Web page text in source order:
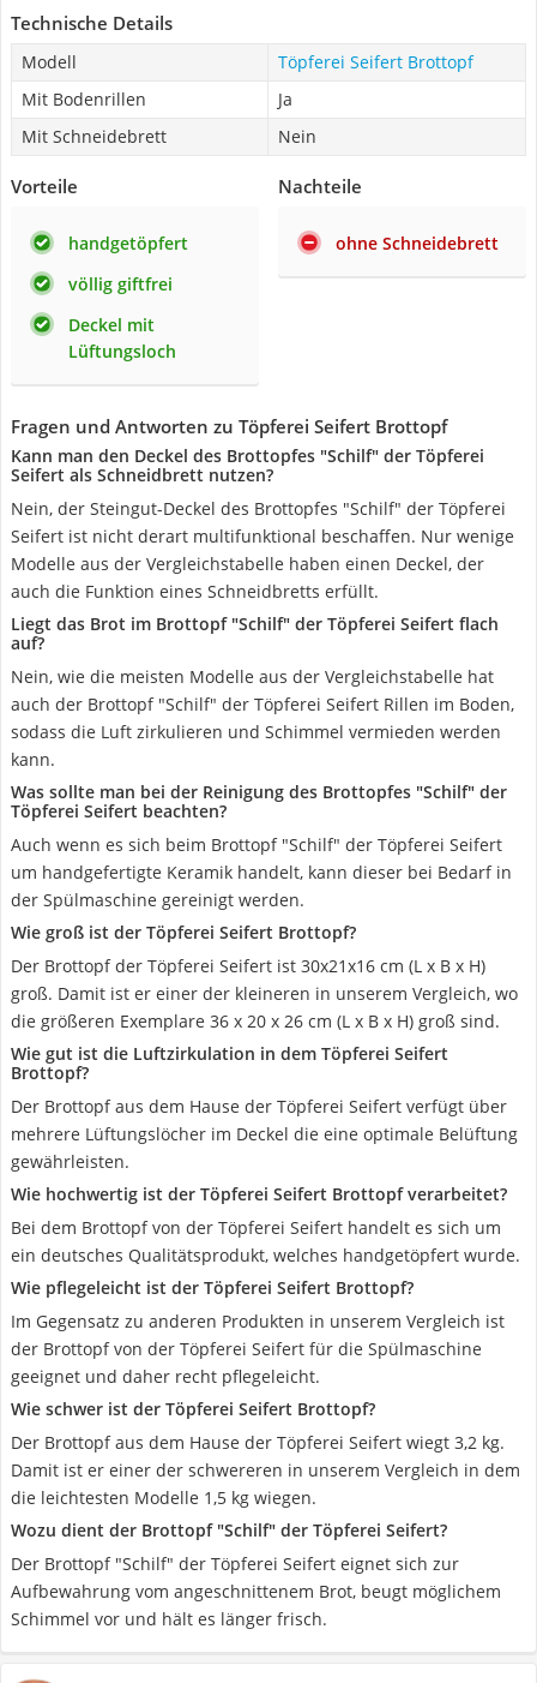
Technische Details
Modell
Töpferei Seifert Brottopf
Mit Bodenrillen
Ja
Mit Schneidebrett
Nein
Vorteile
handgetöpfert
völlig giftfrei
Deckel mit
Lüftungsloch
Nachteile
ohne Schneidebrett
Fragen und Antworten zu Töpferei Seifert Brottopf
Kann man den Deckel des Brottopfes "Schilf" der Töpferei
Seifert als Schneidbrett nutzen?
Nein, der Steingut-Deckel des Brottopfes "Schilf" der Töpferei
Seifert ist nicht derart multifunktional beschaffen. Nur wenige
Modelle aus der Vergleichstabelle haben einen Deckel, der
auch die Funktion eines Schneidbretts erfüllt.
Liegt das Brot im Brottopf "Schilf" der Töpferei Seifert flach
auf?
Nein, wie die meisten Modelle aus der Vergleichstabelle hat
auch der Brottopf "Schilf" der Töpferei Seifert Rillen im Boden,
sodass die Luft zirkulieren und Schimmel vermieden werden
kann.
Was sollte man bei der Reinigung des Brottopfes "Schilf" der
Töpferei Seifert beachten?
Auch wenn es sich beim Brottopf "Schilf" der Töpferei Seifert
um handgefertigte Keramik handelt, kann dieser bei Bedarf in
der Spülmaschine gereinigt werden.
Wie groß ist der Töpferei Seifert Brottopf?
Der Brottopf der Töpferei Seifert ist 30x21x16 cm (L x B x H)
groß. Damit ist er einer der kleineren in unserem Vergleich, wo
die größeren Exemplare 36 x 20 x 26 cm (L x B x H) groß sind.
Wie gut ist die Luftzirkulation in dem Töpferei Seifert
Brottopf?
Der Brottopf aus dem Hause der Töpferei Seifert verfügt über
mehrere Lüftungslöcher im Deckel die eine optimale Belüftung
gewährleisten.
Wie hochwertig ist der Töpferei Seifert Brottopf verarbeitet?
Bei dem Brottopf von der Töpferei Seifert handelt es sich um
ein deutsches Qualitätsprodukt, welches handgetöpfert wurde.
Wie pflegeleicht ist der Töpferei Seifert Brottopf?
Im Gegensatz zu anderen Produkten in unserem Vergleich ist
der Brottopf von der Töpferei Seifert für die Spülmaschine
geeignet und daher recht pflegeleicht.
Wie schwer ist der Töpferei Seifert Brottopf?
Der Brottopf aus dem Hause der Töpferei Seifert wiegt 3,2 kg.
Damit ist er einer der schwereren in unserem Vergleich in dem
die leichtesten Modelle 1,5 kg wiegen.
Wozu dient der Brottopf "Schilf" der Töpferei Seifert?
Der Brottopf "Schilf" der Töpferei Seifert eignet sich zur
Aufbewahrung vom angeschnittenem Brot, beugt möglichem
Schimmel vor und hält es länger frisch.